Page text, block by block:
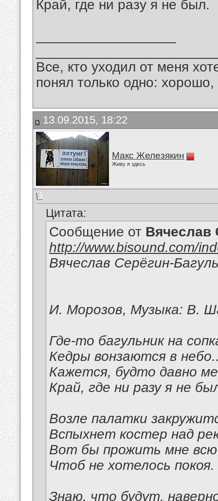
Край, где ни разу я не был.
Все, кто уходил от меня
понял только одно:
13.09.2015, 18:22
Макс Железякин
Живу я здесь
Цитата:
Сообщение от Вячеслав
http://www.bisound.com/
Вячеслав Серёгин-
И. Морозов, Музыка: В.
Где-то багульник на
Кедры вонзаются в
Кажется, будто давно
Край, где ни разу я не
Возле палатки
Вспыхнет костер над
Вот бы прожить мне
Чтоб не хотелось покоя.
Знаю, что будут,